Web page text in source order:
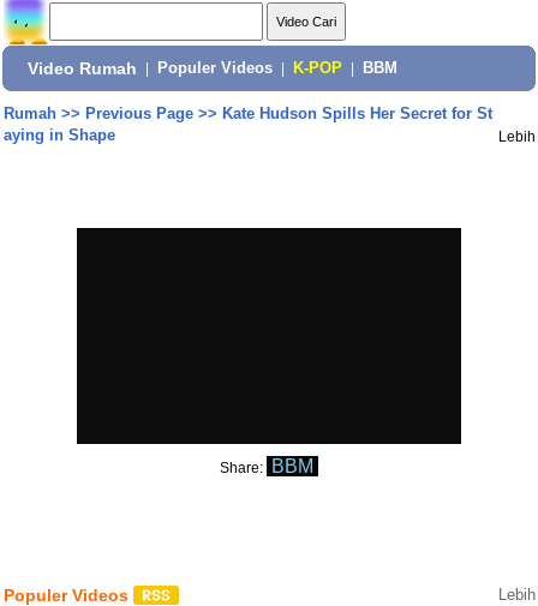
Video Rumah Populer Videos K-POP BBM
Rumah>> Previous Page>> Kate Hudson Spills Her Secret for St
aying in Shape
Lebih
Share: BBM
Populer Videos Lebih